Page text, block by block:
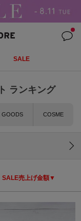
SALE
ランキング
GOODS COSME
SALE売上げ金額▼